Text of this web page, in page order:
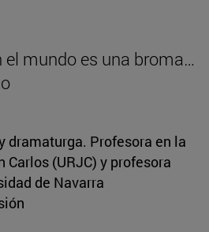
el mundo es una broma…
dramaturga. Profesora en la
Carlos (URJC) y profesora
de Navarra